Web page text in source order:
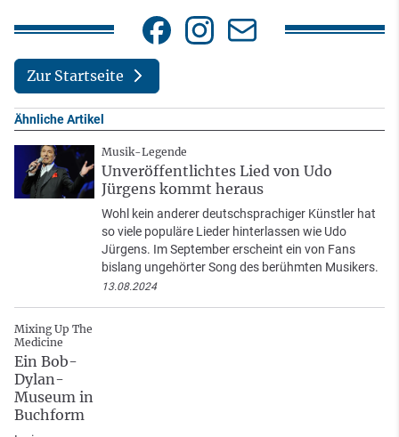
Zur Startseite
Ähnliche Artikel
Musik-Legende
Unveröffentlichtes Lied von Udo
Jürgens kommt heraus
Wohl kein anderer deutschsprachiger Künstler hat
so viele populäre Lieder hinterlassen wie Udo
Jürgens. Im September erscheint ein von Fans
bislang ungehörter Song des berühmten Musikers.
13.08.2024
Mixing Up The
Medicine
Ein Bob-
Dylan-
Museum in
Buchform